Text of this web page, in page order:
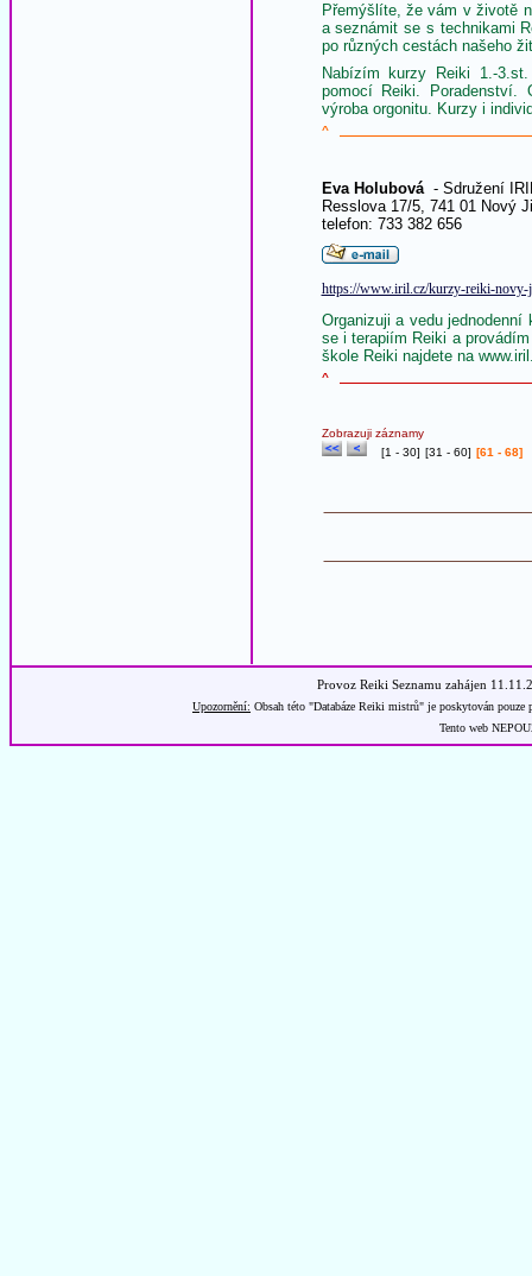
Přemýšlíte, že vám v životě
a seznámit se s technikami
po různých cestách našeho
Nabízím kurzy Reiki 1.-
pomocí Reiki. Poradenství.
výroba orgonitu. Kurzy i
^
Eva Holubová- Sdružení
Resslova 17/5, 741 01 Nový
telefon: 733 382 656
https://www.iril.cz/kurzy-reiki-novy-
Organizuji a vedu
se i terapiím Reiki a
škole Reiki najdete na
^
Zobrazuji záznamy
[1 - 30] [31 - 60] [61 - 68]
Provoz Reiki Seznamu zahájen
Upozornění: Obsah této "Databáze Reiki mistrů" je poskytován
Tento web